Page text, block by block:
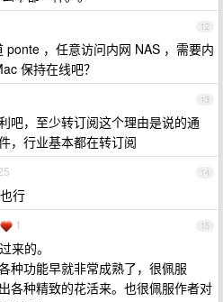
12
ponte ，任意访问内网 NAS ，需要内
保持在线吧？
13
吧，至少转订阅这个理由是说的通
，行业基本都在转订阅
14
行
15
1
来的。
种功能早就非常成熟了，很佩服
各种精致的花活来。也很佩服作者对